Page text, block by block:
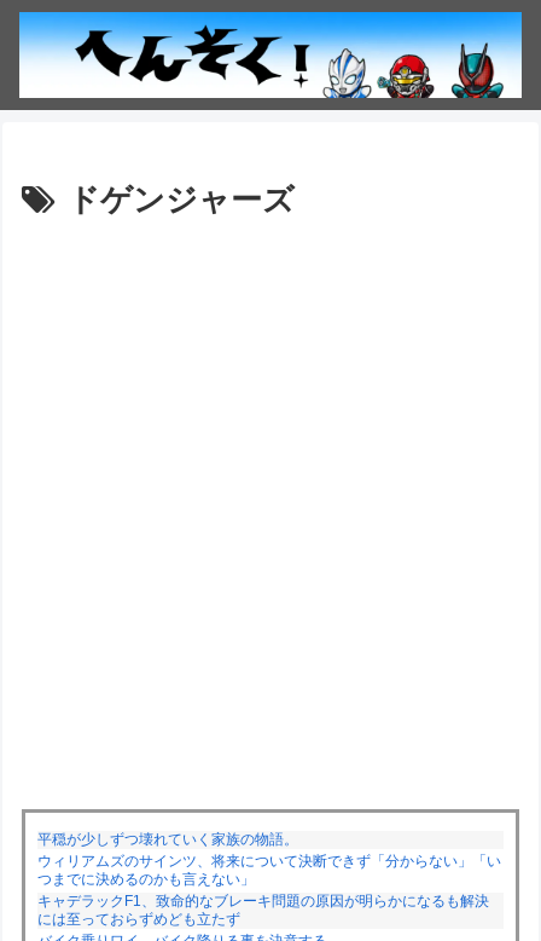
ドゲンジャーズ
平穏が少しずつ壊れていく家族の物語。
ウィリアムズのサインツ、将来について決断できず「分からない」「い
つまでに決めるのかも言えない」
キャデラックF1、致命的なブレーキ問題の原因が明らかになるも解決
には至っておらずめども立たず